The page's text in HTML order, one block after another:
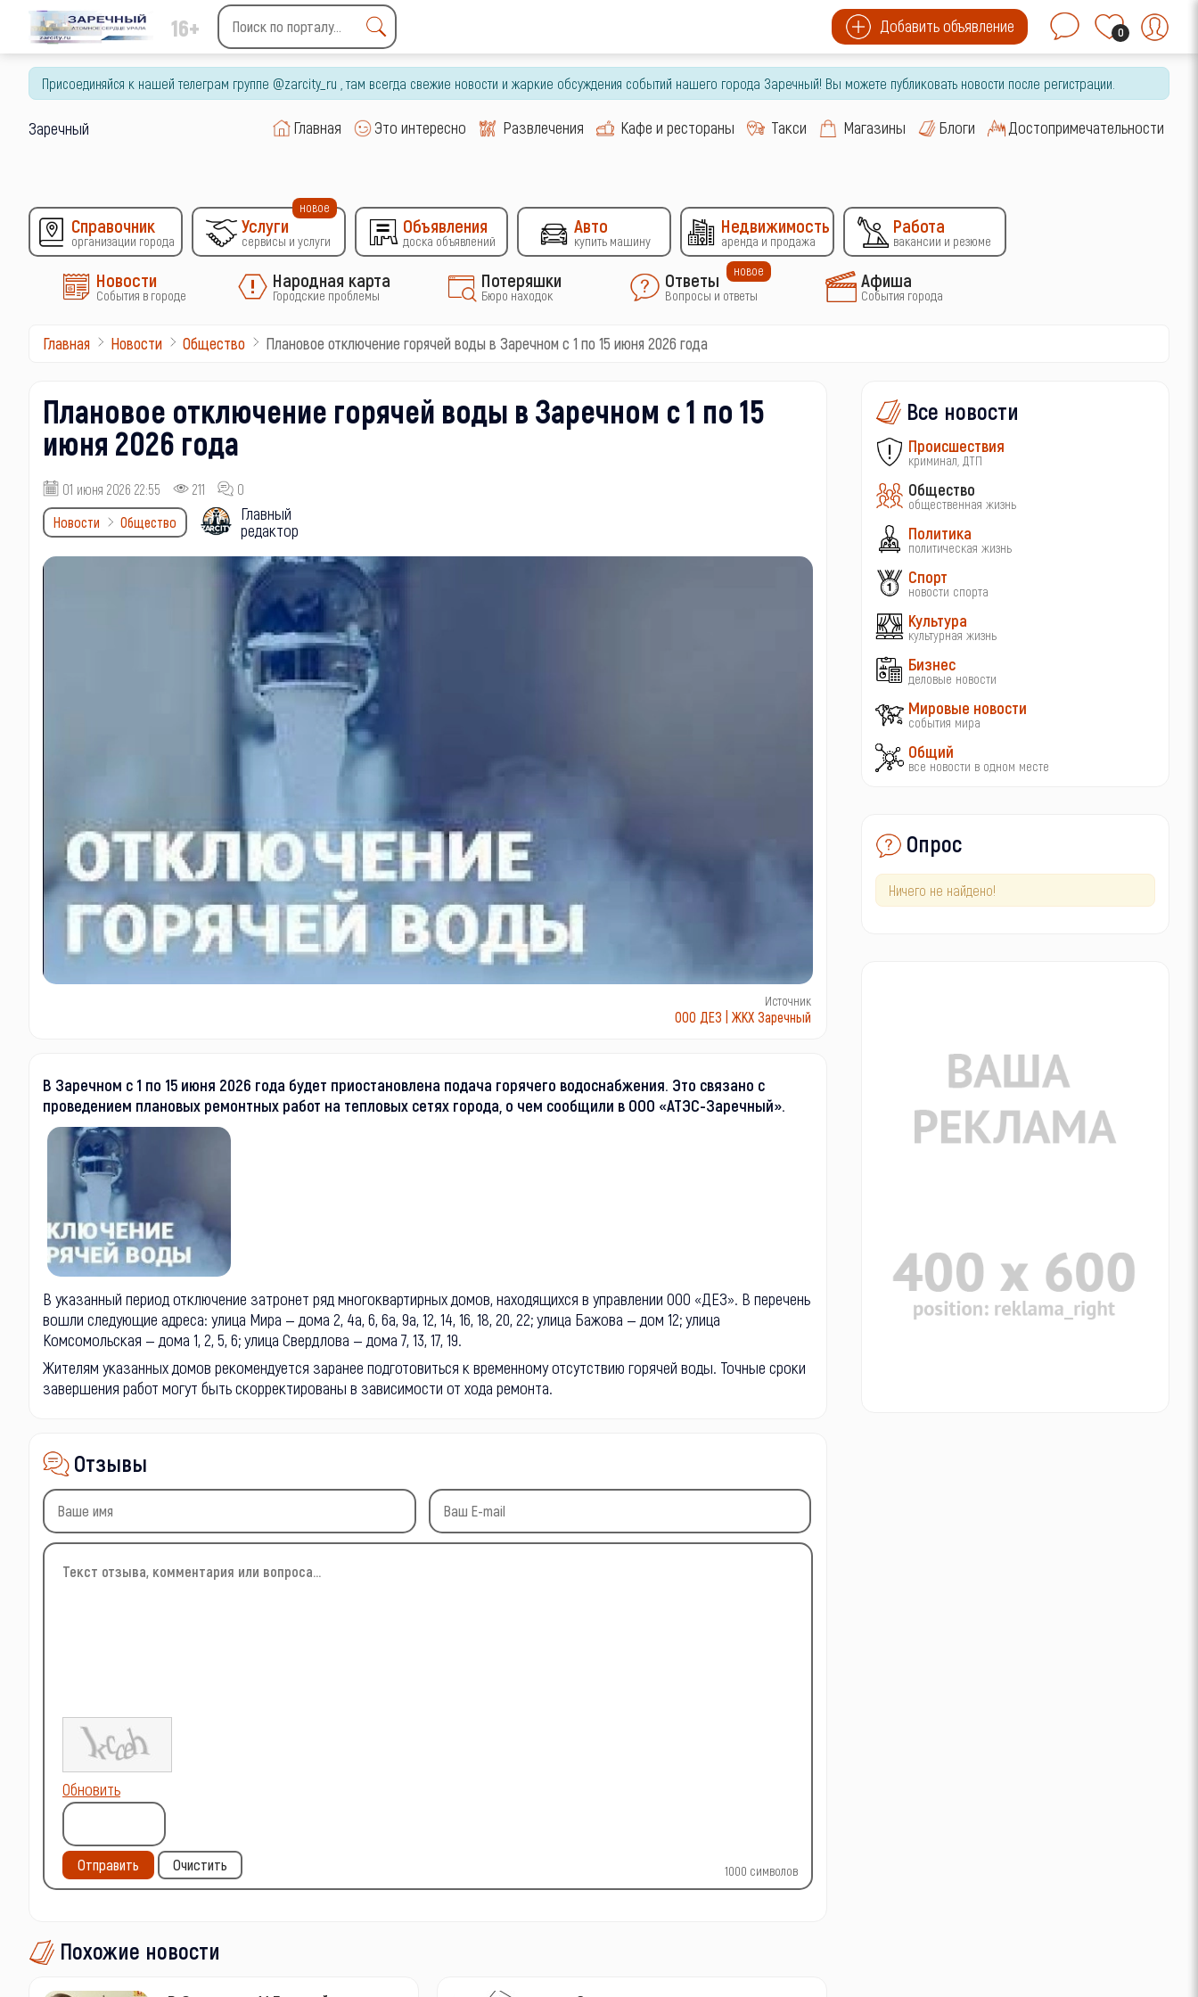
16+
Type 2 or more characters
for results.
Добавить объявление 0
Присоединяйся к нашей телеграм группе @zarcity_ru , там всегда свежие новости и жаркие обсуждения событий нашего города Заречный! Вы можете публиковать новости после регистрации.
Заречный Главная Это интересно Развлечения Кафе и рестораны Такси Магазины Блоги Достопримечательности
Справочник
организации города
Услуги
сервисы и услуги
новое
Объявления
доска объявлений
Авто
купить машину
Недвижимость
аренда и продажа
Работа
вакансии и резюме
Новости
События в городе
Народная карта
Городские проблемы
Потеряшки
Бюро находок
Ответы
Вопросы и ответы
новое Афиша
События города
Главная Новости Общество Плановое отключение горячей воды в Заречном с 1 по 15 июня 2026 года
Плановое отключение горячей воды в Заречном с 1 по 15
июня 2026 года
01 июня 2026 22:55 211
0
Новости
Общество
Главный
редактор
Источник
ООО ДЕЗ | ЖКХ Заречный
В Заречном с 1 по 15 июня 2026 года будет приостановлена подача горячего водоснабжения. Это связано с
проведением плановых ремонтных работ на тепловых сетях города, о чем сообщили в ООО «АТЭС-Заречный».
В указанный период отключение затронет ряд многоквартирных домов, находящихся в управлении ООО «ДЕЗ». В перечень
вошли следующие адреса: улица Мира — дома 2, 4а, 6, 6а, 9а, 12, 14, 16, 18, 20, 22; улица Бажова — дом 12; улица
Комсомольская — дома 1, 2, 5, 6; улица Свердлова — дома 7, 13, 17, 19.
Жителям указанных домов рекомендуется заранее подготовиться к временному отсутствию горячей воды. Точные сроки
завершения работ могут быть скорректированы в зависимости от хода ремонта.
Отзывы
1000 символов
Обновить
Отправить Очистить
Похожие новости
Все новости
Происшествия
криминал, ДТП
Общество
общественная жизнь
Политика
политическая жизнь
Спорт
новости спорта
Культура
культурная жизнь
Бизнес
деловые новости
Мировые новости
события мира
Общий
все новости в одном месте
Опрос
Ничего не найдено!